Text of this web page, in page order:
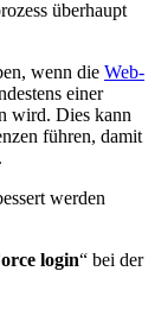
überhaupt
wenn die Web-
einer
wird. Dies kann
führen, damit
werden
login“ bei der